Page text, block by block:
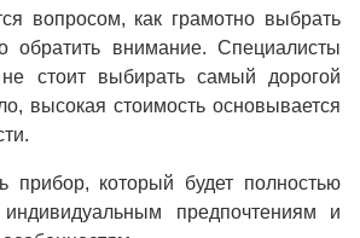
вопросом, как грамотно выбрать
обратить внимание. Специалисты
стоит выбирать самый дорогой
высокая стоимость основывается
прибор, который будет полностью
предпочтениям и